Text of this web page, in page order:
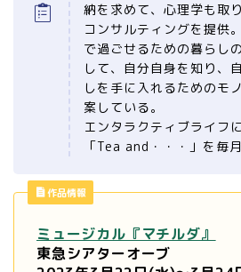
納を求めて、心理学も取
コンサルティングを提供
で過ごせるための暮らし
して、自分自身を知り、
しを手に入れるためのモ
案している。
エンタラクティブライフ
「Tea and・・・」を毎
作品情報
ミュージカル『マチルダ』
東急シアターオーブ